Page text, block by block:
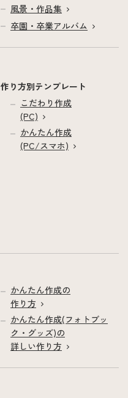
風景・作品集
卒園・卒業アルバム
作り方別テンプレート
こだわり作成
(PC)
かんたん作成
(PC/スマホ)
かんたん作成の
作り方
かんたん作成(フォトブッ
ク・グッズ)の
詳しい作り方